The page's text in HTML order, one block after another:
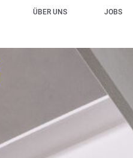
ÜBER UNS JOBS